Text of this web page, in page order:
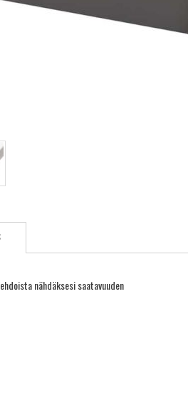
nähdäksesi saatavuuden